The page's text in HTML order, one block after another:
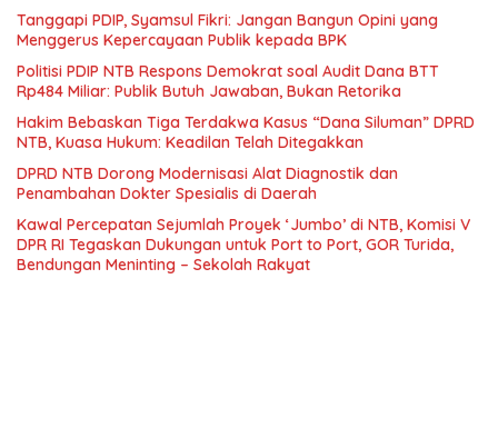
Tanggapi PDIP, Syamsul Fikri: Jangan Bangun Opini yang
Menggerus Kepercayaan Publik kepada BPK
Politisi PDIP NTB Respons Demokrat soal Audit Dana BTT
Rp484 Miliar: Publik Butuh Jawaban, Bukan Retorika
Hakim Bebaskan Tiga Terdakwa Kasus “Dana Siluman” DPRD
NTB, Kuasa Hukum: Keadilan Telah Ditegakkan
DPRD NTB Dorong Modernisasi Alat Diagnostik dan
Penambahan Dokter Spesialis di Daerah
Kawal Percepatan Sejumlah Proyek ‘Jumbo’ di NTB, Komisi V
DPR RI Tegaskan Dukungan untuk Port to Port, GOR Turida,
Bendungan Meninting – Sekolah Rakyat